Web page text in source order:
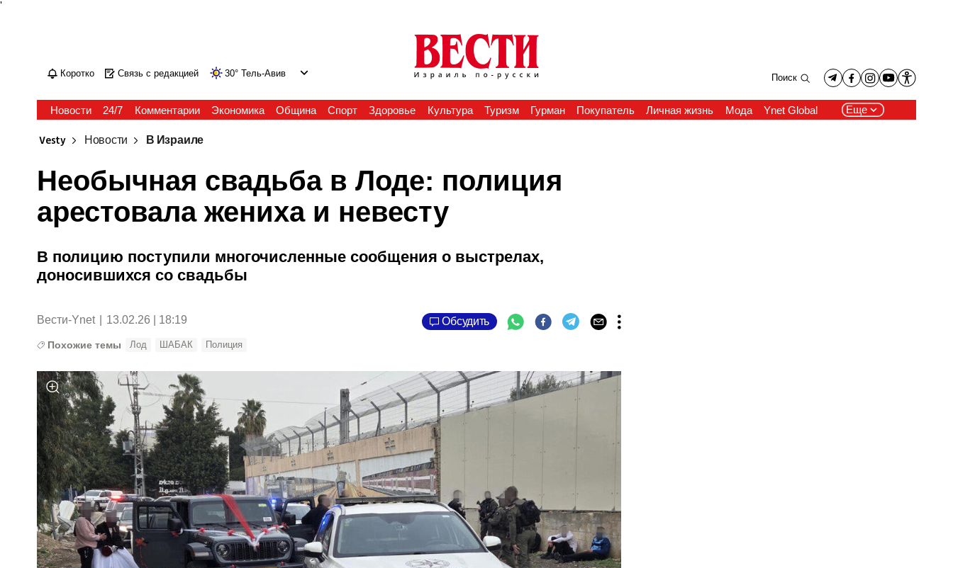
'
Коротко Связь с редакцией 30° Тель-Авив Поиск
Новости 24/7 Комментарии Экономика Община Спорт Здоровье Культура Туризм Гурман Покупатель Личная жизнь Мода Ynet Global Еще
Vesty Новости В Израиле
Необычная свадьба в Лоде: полиция
арестовала жениха и невесту
В полицию поступили многочисленные сообщения о выстрелах,
доносившихся со свадьбы
Вести-Ynet 13.02.26 | 18:19 Обсудить
Похожие темы Лод ШАБАК Полиция